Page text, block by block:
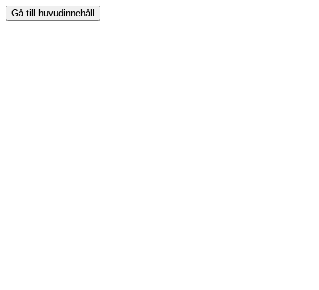
Gå till huvudinnehåll